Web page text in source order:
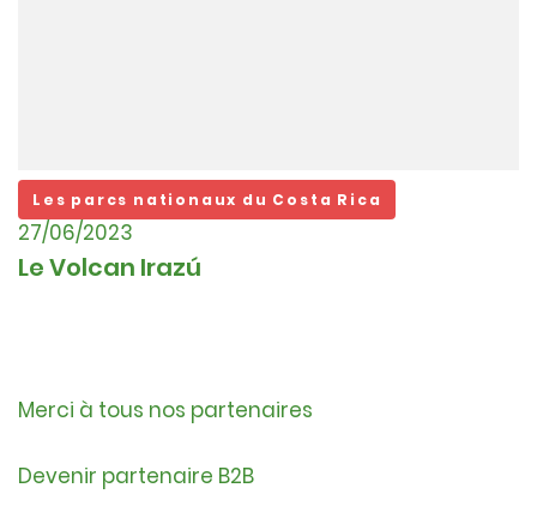
Les parcs nationaux du Costa Rica
27/06/2023
Le Volcan Irazú
Merci à tous nos partenaires
Devenir partenaire B2B